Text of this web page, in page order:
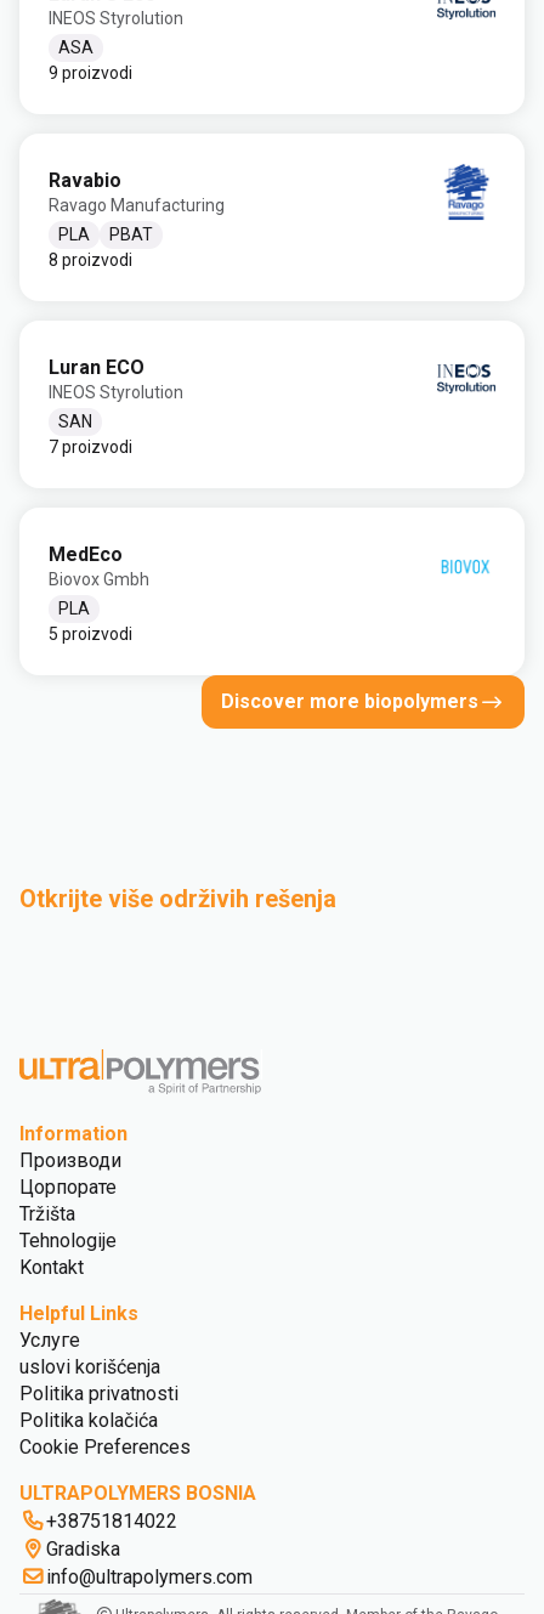
INEOS Styrolution
ASA
9 proizvodi
Ravabio
Ravago Manufacturing
PLA
PBAT
8 proizvodi
Luran ECO
INEOS Styrolution
SAN
7 proizvodi
MedEco
Biovox Gmbh
PLA
5 proizvodi
Discover more biopolymers
Otkrijte više održivih rešenja
Information
Производи
Цорпорате
Tržišta
Tehnologije
Kontakt
Helpful Links
Услуге
uslovi korišćenja
Politika privatnosti
Politika kolačića
Cookie Preferences
ULTRAPOLYMERS BOSNIA
+38751814022
Gradiska
info@ultrapolymers.com